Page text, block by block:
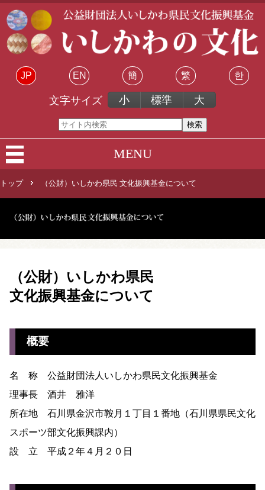
JP EN 簡 繁 한
文字サイズ 小 標準 大
MENU
トップ （公財）いしかわ県民 文化振興基金について
（公財）いしかわ県民
文化振興基金について
概要
名 称 公益財団法人いしかわ県民文化振興基金
理事長 酒井 雅洋
所在地 石川県金沢市鞍月１丁目１番地（石川県県民文化
スポーツ部文化振興課内）
設 立 平成２年４月２０日